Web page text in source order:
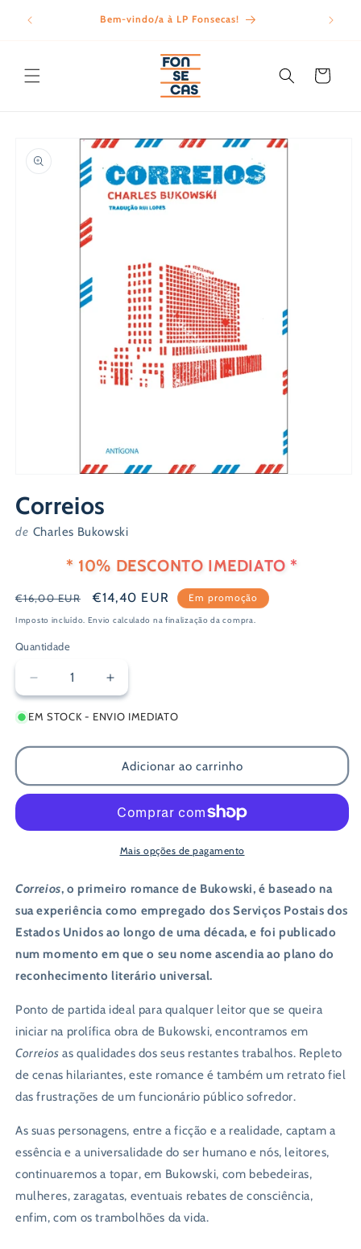
para o
Bem-vindo/a à LP Fonsecas!
Carrinho
informação
do produto
multimédia
1
em
modal
Correios
de Charles Bukowski
* 10% DESCONTO IMEDIATO *
Preço
normal
€16,00 EUR
Preço
de
€14,40 EUR Em promoção
Imposto incluído. Envio calculado na finalização da compra.
Quantidade
Diminuir
a
quantidade
Correios
Aumentar
a
quantidade
Correios
EM STOCK - ENVIO IMEDIATO
Adicionar ao carrinho
Mais opções de pagamento
Correios, o primeiro romance de Bukowski, é baseado na
sua experiência como empregado dos Serviços Postais dos
Estados Unidos ao longo de uma década, e foi publicado
num momento em que o seu nome ascendia ao plano do
reconhecimento literário universal.
Ponto de partida ideal para qualquer leitor que se queira
iniciar na prolífica obra de Bukowski, encontramos em
Correios as qualidades dos seus restantes trabalhos. Repleto
de cenas hilariantes, este romance é também um retrato fiel
das frustrações de um funcionário público sofredor.
As suas personagens, entre a ficção e a realidade, captam a
essência e a universalidade do ser humano e nós, leitores,
continuaremos a topar, em Bukowski, com bebedeiras,
mulheres, zaragatas, eventuais rebates de consciência,
enfim, com os trambolhões da vida.